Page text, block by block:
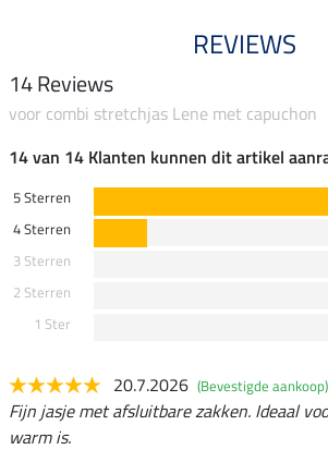
REVIEWS
14 Reviews
voor combi stretchjas Lene met capuchon
14 van 14 Klanten kunnen dit artikel
5 Sterren
4 Sterren
3 Sterren
2 Sterren
1 Ster
20.7.2026 (Bevestigde aankoop)
Fijn jasje met afsluitbare zakken. Ideaal
warm is.